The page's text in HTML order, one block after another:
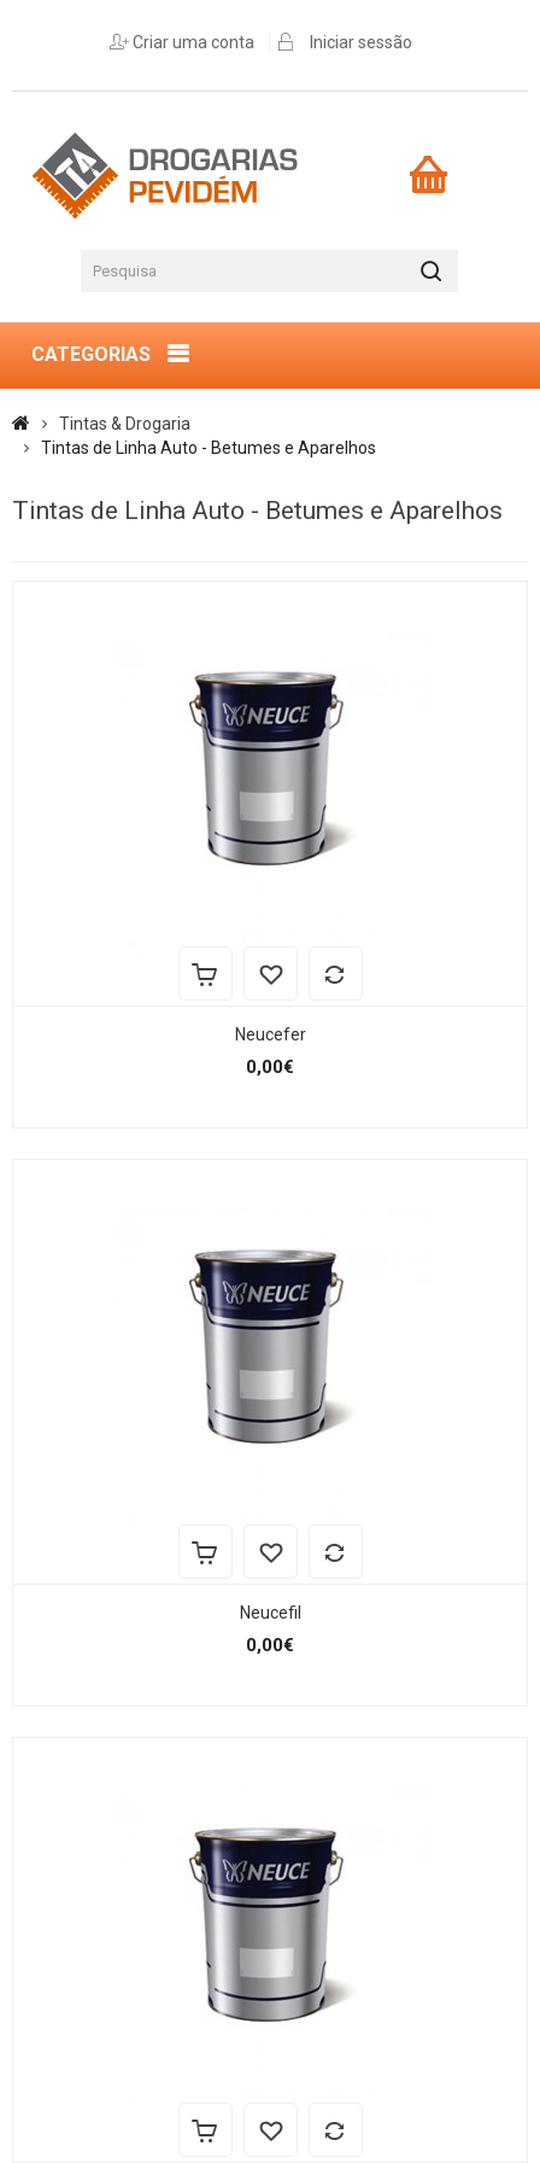
Criar uma conta Iniciar sessão
CATEGORIAS
Tintas & Drogaria
Tintas de Linha Auto - Betumes e Aparelhos
Tintas de Linha Auto - Betumes e Aparelhos
Neucefer
0,00€
Neucefil
0,00€